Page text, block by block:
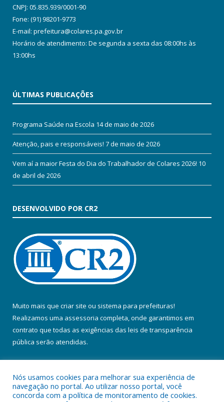
CNPJ: 05.835.939/0001-90
Fone: (91) 98201-9773
E-mail: prefeitura@colares.pa.gov.br
Horário de atendimento: De segunda a sexta das 08:00hs às
13:00hs
ÚLTIMAS PUBLICAÇÕES
Programa Saúde na Escola 14 de maio de 2026
Atenção, pais e responsáveis! 7 de maio de 2026
Vem aí a maior Festa do Dia do Trabalhador de Colares 2026! 10
de abril de 2026
DESENVOLVIDO POR CR2
Muito mais que criar site ou sistema para prefeituras!
Realizamos uma assessoria completa, onde garantimos em
contrato que todas as exigências das leis de transparência
pública serão atendidas.
Nós usamos cookies para melhorar sua experiência de
navegação no portal. Ao utilizar nosso portal, você
concorda com a política de monitoramento de cookies.